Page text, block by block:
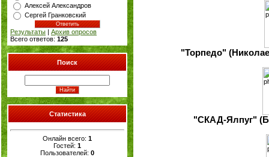
Алексей Александров
Сергей Гранковский
Результаты | Архив опросов
Всего ответов: 125
Поиск
Статистика
Онлайн всего: 1
Гостей: 1
Пользователей: 0
"Торпедо"
"СКАД-Ялпуг"